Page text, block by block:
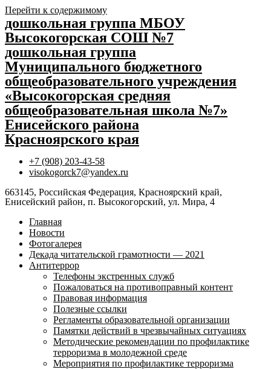
Перейти к содержимому
дошкольная группа МБОУ
Высокогорская СОШ №7
дошкольная группа
Муниципального бюджетного
общеобразовательного учреждения
«Высокогорская средняя
общеобразовательная школа №7»
Енисейского района
Красноярского края
+7 (908) 203-43-58
visokogorck7@yandex.ru
663145, Российская Федерация, Красноярский край,
Енисейский район, п. Высокогорский, ул. Мира, 4
Главная
Новости
Фотогалерея
Декада читательской грамотности — 2021
Антитеррор
Телефоны экстренных служб
Пожаловаться на противоправный контент
Правовая информация
Полезные ссылки
Регламенты образовательной организации
Памятки действий в чрезвычайных ситуациях
Методические рекомендации по профилактике
терроризма в молодежной среде
Мероприятия по профилактике терроризма